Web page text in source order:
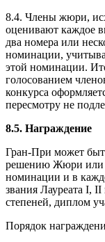
8.4. Члены жюри,
оценивают каждое
два номера или
номинации,
этой номинации.
голосованием
конкурса
пересмотру не
8.5. Награждение
Гран-При может
решению Жюри или
номинации и в
звания Лауреата I,
степеней, диплом
Порядок